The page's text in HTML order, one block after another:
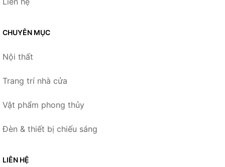
CHUYÊN MỤC
Nội thất
Trang trí nhà cửa
Vật phẩm phong thủy
Đèn & thiết bị chiếu sáng
LIÊN HỆ